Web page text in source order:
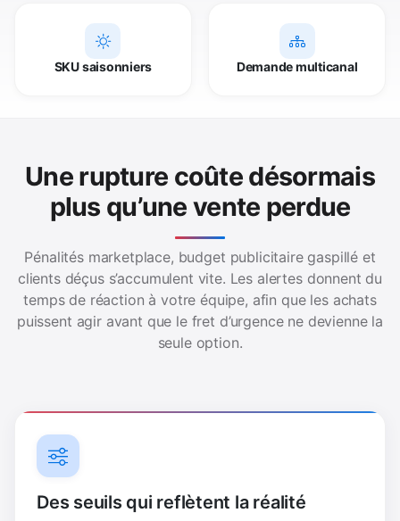
SKU saisonniers Demande multicanal
Une rupture coûte désormais
plus qu’une vente perdue
Pénalités marketplace, budget publicitaire gaspillé et
clients déçus s’accumulent vite. Les alertes donnent du
temps de réaction à votre équipe, afin que les achats
puissent agir avant que le fret d’urgence ne devienne la
seule option.
Des seuils qui reflètent la réalité